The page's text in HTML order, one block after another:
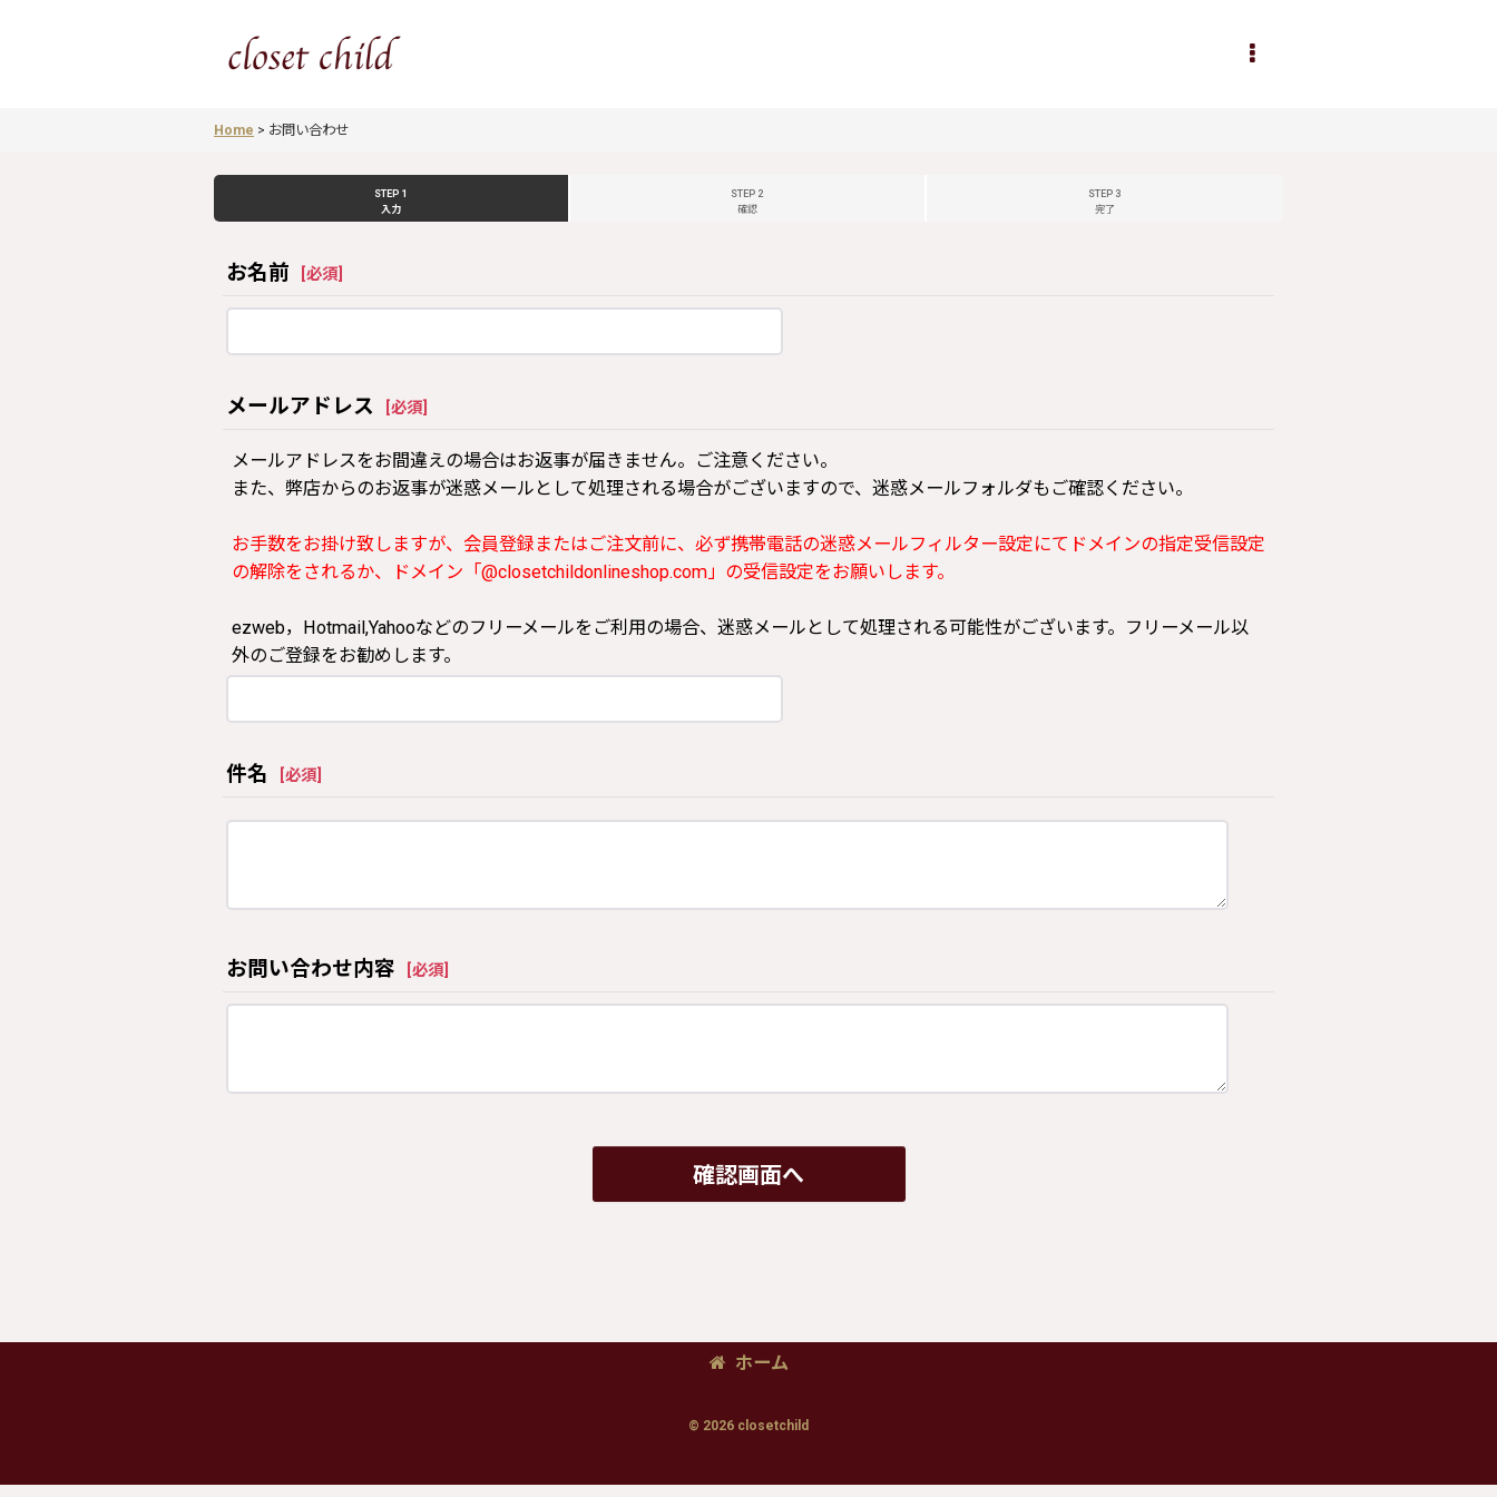
Home > お問い合わせ
STEP 1
入力
STEP 2
確認
STEP 3
完了
お名前 必須
メールアドレス 必須
メールアドレスをお間違えの場合はお返事が届きません。ご注意ください。
また、弊店からのお返事が迷惑メールとして処理される場合がございますので、迷惑メールフォルダもご確認ください。
お手数をお掛け致しますが、会員登録またはご注文前に、必ず携帯電話の迷惑メールフィルター設定にてドメインの指定受信設定
の解除をされるか、ドメイン「@closetchildonlineshop.com」の受信設定をお願いします。
ezweb，Hotmail,Yahooなどのフリーメールをご利用の場合、迷惑メールとして処理される可能性がございます。フリーメール以
外のご登録をお勧めします。
件名 必須
お問い合わせ内容 必須
確認画面へ
ホーム
© 2026 closetchild